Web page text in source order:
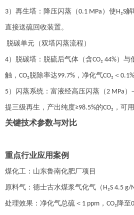
3） 再生塔：降压闪蒸（0.1 MPa ）使H₂S
直接送硫回收装置。
脱碳单元（双塔闪蒸流程）
4） 脱碳塔：脱硫后气体（含CO₂ 44%）与
触， CO₂脱除率达99.7% ，净化气CO₂ ＜ 0.1%
5） 闪蒸系统：富液经高压闪蒸（2 MPa ）
提三级再生，产出纯度≥98.5%的CO₂ ，可
关键技术参数与对比
重点行业应用案例
煤化工：山东鲁南化肥厂项目
原料气：德士古水煤浆气化气（ H₂S 4.5 g/
处理效果：净化气总硫＜ 1 ppm ， CO₂ 降至